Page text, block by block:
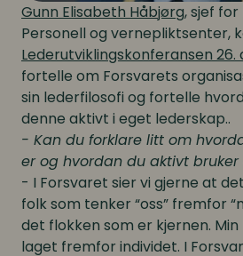
Gunn Elisabeth Håbjørg, sjef
Personell og vernepliktsenter,
Lederutviklingskonferansen 26.
fortelle om Forsvarets
sin lederfilosofi og fortelle
denne aktivt i eget lederskap..
- Kan du forklare litt om
er og hvordan du aktivt bruker
- I Forsvaret sier vi gjerne at
folk som tenker “oss” fremfor
det flokken som er kjernen.
laget fremfor individet. I